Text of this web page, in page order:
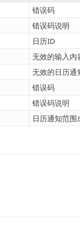
错误码
错误码说明
日历ID
无效的输入内
无效的日历通
错误码
错误码说明
日历通知范围